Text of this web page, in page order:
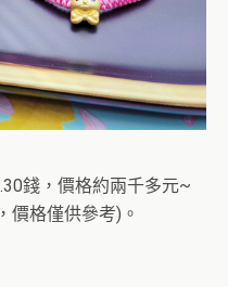
錢，價格約兩千多元~
價格僅供參考)。